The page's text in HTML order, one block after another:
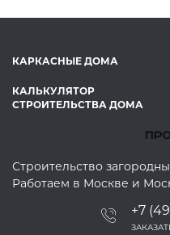
КАРКАСНЫЕ ДОМА
КАЛЬКУЛЯТОР
СТРОИТЕЛЬСТВА ДОМА
Строительство
Работаем в Москве и
+7